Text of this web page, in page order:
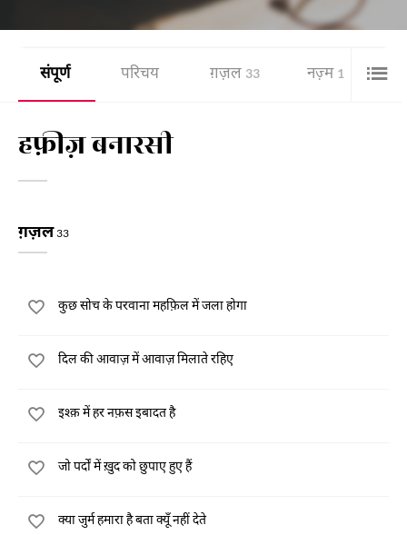
संपूर्ण परिचय ग़ज़ल 33 नज़्म 1
हफ़ीज़ बनारसी
ग़ज़ल33
कुछ सोच के परवाना महफ़िल में जला होगा
दिल की आवाज़ में आवाज़ मिलाते रहिए
इश्क़ में हर नफ़स इबादत है
जो पर्दों में ख़ुद को छुपाए हुए हैं
क्या जुर्म हमारा है बता क्यूँ नहीं देते